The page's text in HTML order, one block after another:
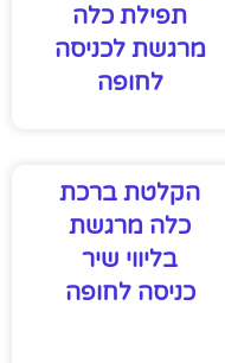
תפילת כלה
מרגשת לכניסה
לחופה
הקלטת ברכת
כלה מרגשת
בליווי שיר
כניסה לחופה